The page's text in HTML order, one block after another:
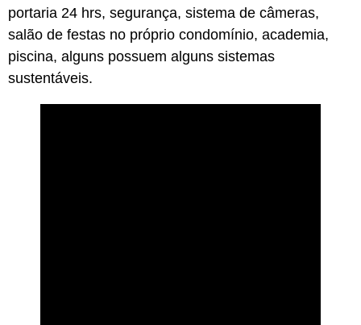
portaria 24 hrs, segurança, sistema de câmeras,
salão de festas no próprio condomínio, academia,
piscina, alguns possuem alguns sistemas
sustentáveis.